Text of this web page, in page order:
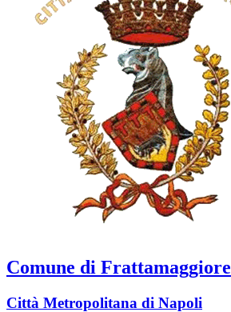
Comune di Frattamaggiore
Città Metropolitana di Napoli